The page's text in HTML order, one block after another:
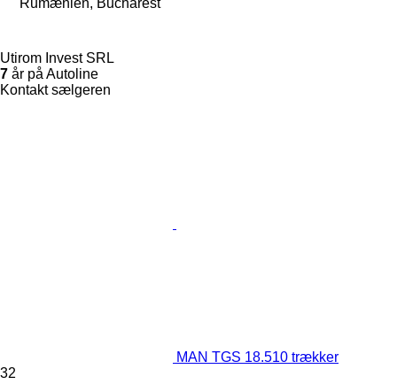
Rumænien, Bucharest
Utirom Invest SRL
7 år på Autoline
Kontakt sælgeren
MAN TGS 18.510 trækker
32